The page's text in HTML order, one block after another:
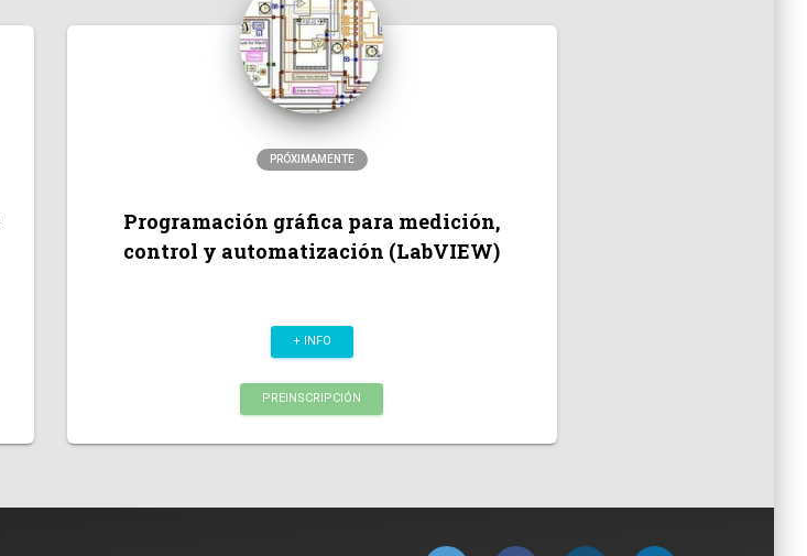
PRÓXIMAMENTE
Programación gráfica para medición,
control y automatización (LabVIEW)
+ INFO
PREINSCRIPCIÓN